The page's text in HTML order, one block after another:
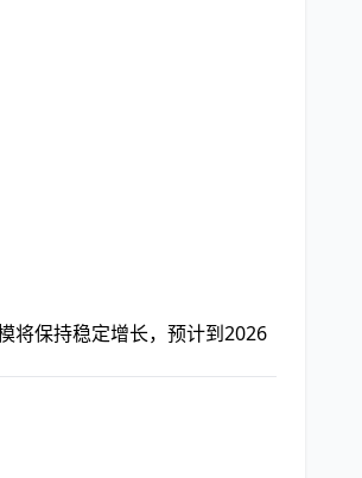
将保持稳定增长，预计到2026